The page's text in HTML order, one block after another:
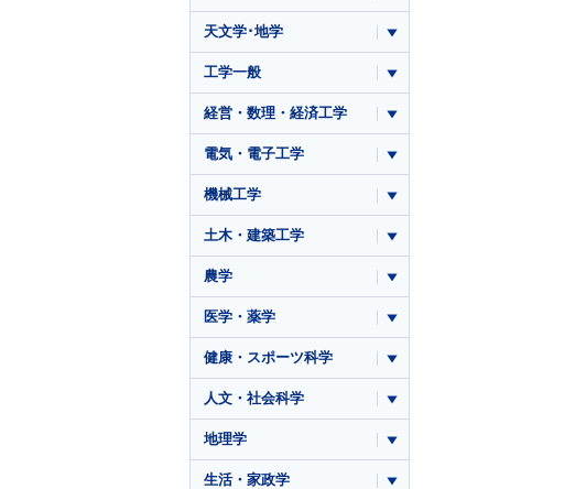
天文学･地学
工学一般
経営・数理・経済工学
電気・電子工学
機械工学
土木・建築工学
農学
医学・薬学
健康・スポーツ科学
人文・社会科学
地理学
生活・家政学